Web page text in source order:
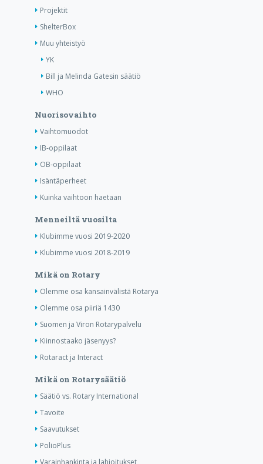
Projektit
ShelterBox
Muu yhteistyö
YK
Bill ja Melinda Gatesin säätiö
WHO
Nuorisovaihto
Vaihtomuodot
IB-oppilaat
OB-oppilaat
Isäntäperheet
Kuinka vaihtoon haetaan
Menneiltä vuosilta
Klubimme vuosi 2019-2020
Klubimme vuosi 2018-2019
Mikä on Rotary
Olemme osa kansainvälistä Rotarya
Olemme osa piiriä 1430
Suomen ja Viron Rotarypalvelu
Kiinnostaako jäsenyys?
Rotaract ja Interact
Mikä on Rotarysäätiö
Säätiö vs. Rotary International
Tavoite
Saavutukset
PolioPlus